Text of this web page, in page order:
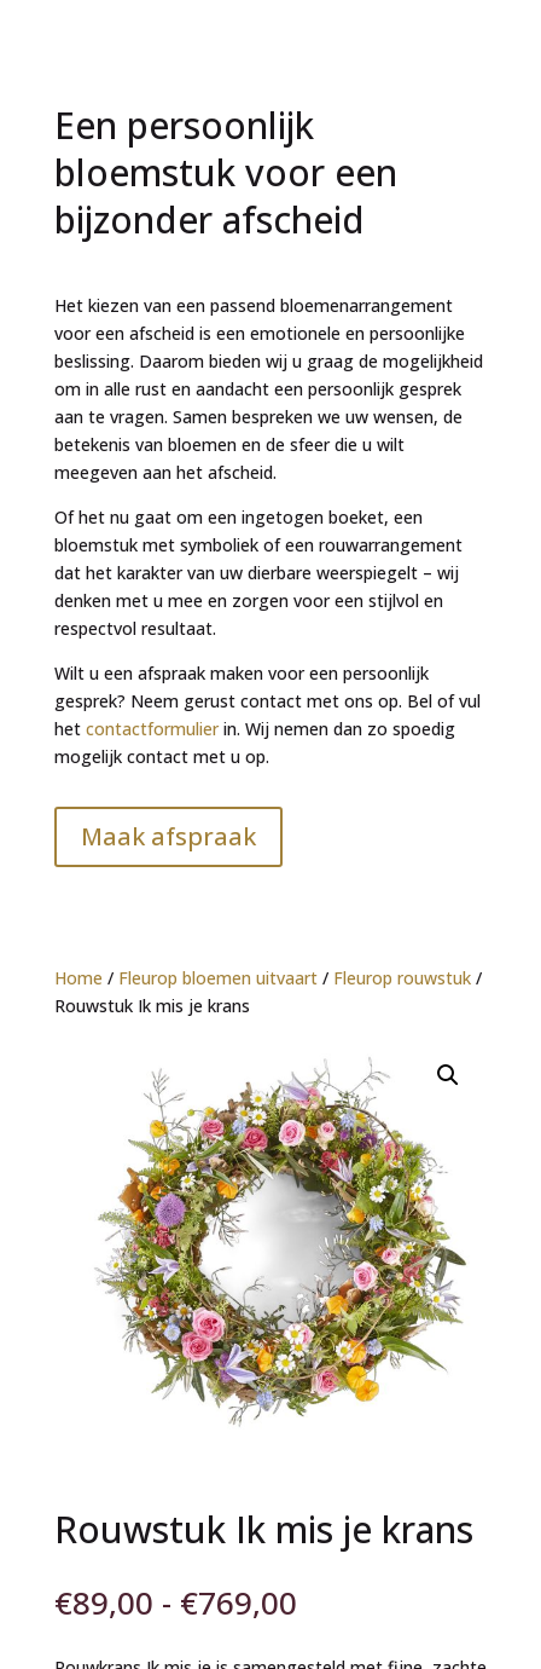
Een persoonlijk
bloemstuk voor een
bijzonder afscheid
Het kiezen van een passend bloemenarrangement
voor een afscheid is een emotionele en persoonlijke
beslissing. Daarom bieden wij u graag de mogelijkheid
om in alle rust en aandacht een persoonlijk gesprek
aan te vragen. Samen bespreken we uw wensen, de
betekenis van bloemen en de sfeer die u wilt
meegeven aan het afscheid.
Of het nu gaat om een ingetogen boeket, een
bloemstuk met symboliek of een rouwarrangement
dat het karakter van uw dierbare weerspiegelt – wij
denken met u mee en zorgen voor een stijlvol en
respectvol resultaat.
Wilt u een afspraak maken voor een persoonlijk
gesprek? Neem gerust contact met ons op. Bel of vul
het contactformulierin. Wij nemen dan zo spoedig
mogelijk contact met u op.
Maak afspraak
Home / Fleurop bloemen uitvaart/ Fleurop rouwstuk/
Rouwstuk Ik mis je krans
Rouwstuk Ik mis je krans
€89,00 - €769,00Prijsklasse:
tot